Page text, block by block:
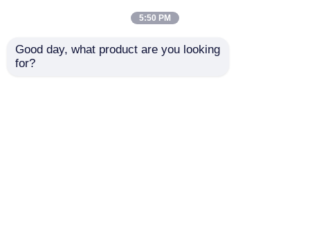
poliuretano con hierro
taza del sello hidráulico
de alta resistencia del
5:50 PM
Good day, what product are you looking
for?